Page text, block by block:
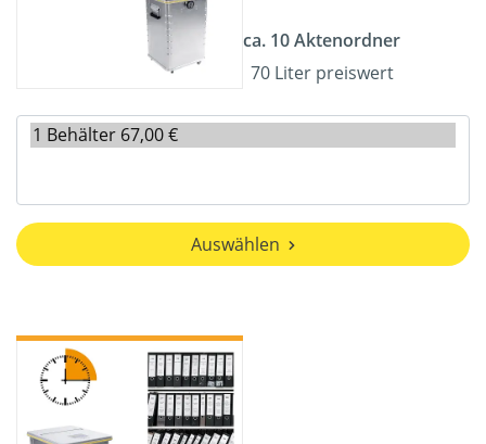
ca. 10 Aktenordner
70 Liter preiswert
Auswählen